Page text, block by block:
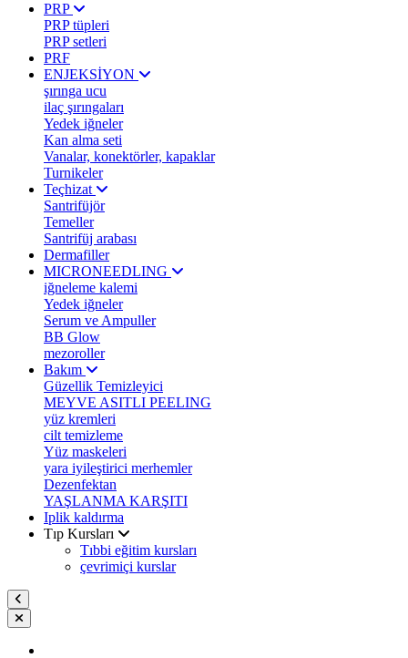
PRP
PRP tüpleri
PRP setleri
PRF
ENJEKSİYON
şırınga ucu
ilaç şırıngaları
Yedek iğneler
Kan alma seti
Vanalar, konektörler, kapaklar
Turnikeler
Teçhizat
Santrifüjör
Temeller
Santrifüj arabası
Dermafiller
MICRONEEDLING
iğneleme kalemi
Yedek iğneler
Serum ve Ampuller
BB Glow
mezoroller
Bakım
Güzellik Temizleyici
MEYVE ASITLI PEELING
yüz kremleri
cilt temizleme
Yüz maskeleri
yara iyileştirici merhemler
Dezenfektan
YAŞLANMA KARŞITI
Iplik kaldırma
Tıp Kursları
Tıbbi eğitim kursları
çevrimiçi kurslar